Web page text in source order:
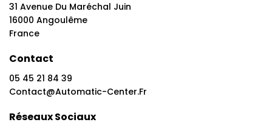
31 Avenue Du Maréchal Juin
16000 Angoulême
France
Contact
05 45 21 84 39
Contact@automatic-Center.fr
Réseaux Sociaux